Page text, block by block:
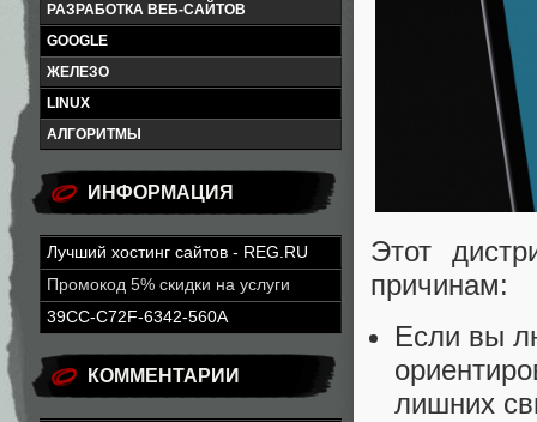
РАЗРАБОТКА ВЕБ-САЙТОВ
GOOGLE
ЖЕЛЕЗО
LINUX
АЛГОРИТМЫ
ИНФОРМАЦИЯ
Лучший хостинг сайтов - REG.RU
Промокод 5% скидки на услуги
39CC-C72F-6342-560A
КОММЕНТАРИИ
Этот
причинам:
Если вы
лишних